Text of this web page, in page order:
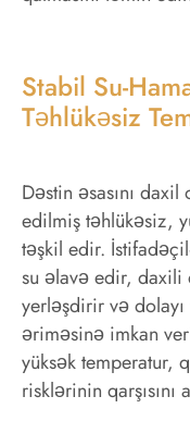
Stabil Su-
Təhlükəsiz
Dəstin əsasını daxil
edilmiş təhlükəsiz,
təşkil edir.
su əlavə edir, daxili
yerləşdirir və
əriməsinə imkan
yüksək temperatur,
risklərinin qarşısını